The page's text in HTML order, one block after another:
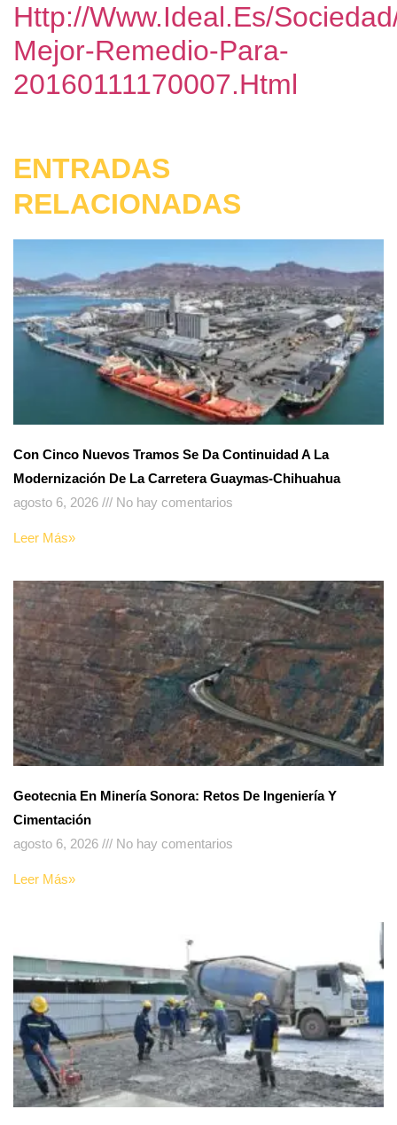
Http://www.ideal.es/
Mejor-Remedio-Para-
20160111170007.html
ENTRADAS
RELACIONADAS
Con Cinco Nuevos Tramos Se Da Continuidad A La
Modernización De La Carretera Guaymas-Chihuahua
agosto 6, 2026
No hay comentarios
Leer Más»
Geotecnia En Minería Sonora: Retos De Ingeniería Y
Cimentación
agosto 6, 2026
No hay comentarios
Leer Más»